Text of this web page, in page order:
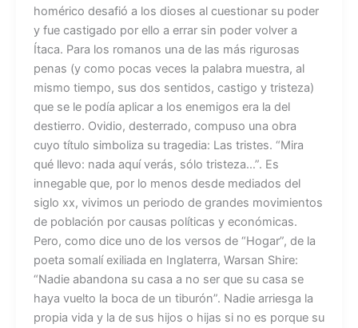
homérico desafió a los dioses al cuestionar su poder
y fue castigado por ello a errar sin poder volver a
Ítaca. Para los romanos una de las más rigurosas
penas (y como pocas veces la palabra muestra, al
mismo tiempo, sus dos sentidos, castigo y tristeza)
que se le podía aplicar a los enemigos era la del
destierro. Ovidio, desterrado, compuso una obra
cuyo título simboliza su tragedia: Las tristes. “Mira
qué llevo: nada aquí verás, sólo tristeza…”. Es
innegable que, por lo menos desde mediados del
siglo xx, vivimos un periodo de grandes movimientos
de población por causas políticas y económicas.
Pero, como dice uno de los versos de “Hogar”, de la
poeta somalí exiliada en Inglaterra, Warsan Shire:
“Nadie abandona su casa a no ser que su casa se
haya vuelto la boca de un tiburón”. Nadie arriesga la
propia vida y la de sus hijos o hijas si no es porque su